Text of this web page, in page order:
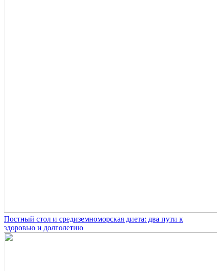
Постный стол и средиземноморская диета: два пути к
здоровью и долголетию